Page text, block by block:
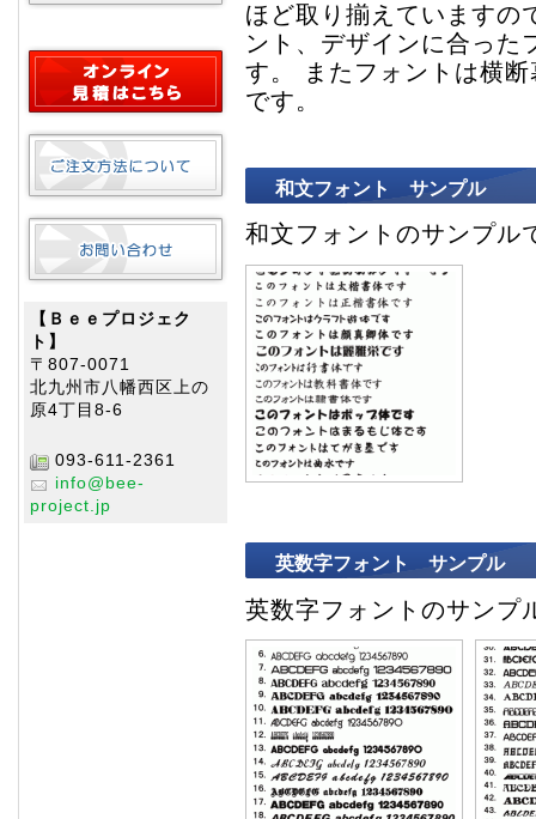
ほど取り揃えていますの
ント、デザインに合った
す。 またフォントは横
です。
和文フォント サンプル
和文フォントのサンプル
英数字フォント サンプル
英数字フォントのサンプ
【Ｂｅｅプロジェク
ト】
〒807-0071
北九州市八幡西区上の
原4丁目8-6
093-611-2361
info@bee-
project.jp